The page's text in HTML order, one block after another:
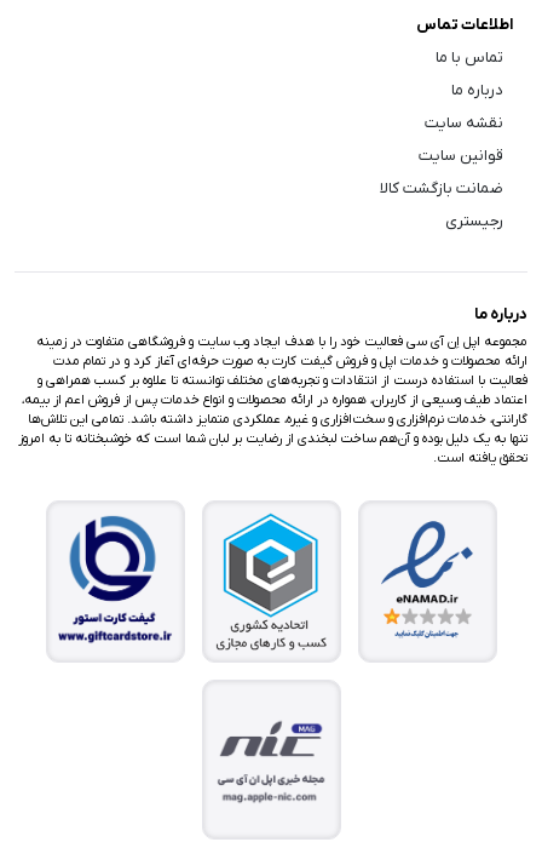
اطلاعات تماس
تماس با ما
درباره ما
نقشه سایت
قوانین سایت
ضمانت بازگشت کالا
رجیستری
درباره ما
مجموعه اپل اِن آی سی فعالیت خود را با هدف ایجاد وب سایت و فروشگاهی متفاوت در زمینه
ارائه محصولات و خدمات اپل و فروش گیفت کارت به صورت حرفه‌ای آغاز کرد و در تمام مدت
فعالیت با استفاده درست از انتقادات و تجربه‌های مختلف توانسته تا علاوه بر کسب همراهی و
اعتماد طیف وسیعی از کاربران، همواره در ارائه محصولات و انواع خدمات پس از فروش اعم از بیمه،
گارانتی، خدمات نرم‌افزاری و سخت‌افزاری و غیره، عملکردی متمایز داشته باشد. تمامی این تلاش‌ها
تنها به یک دلیل بوده و آن‌هم ساخت لبخندی از رضایت بر لبان شما است که خوشبختانه تا به امروز
تحقق یافته است.